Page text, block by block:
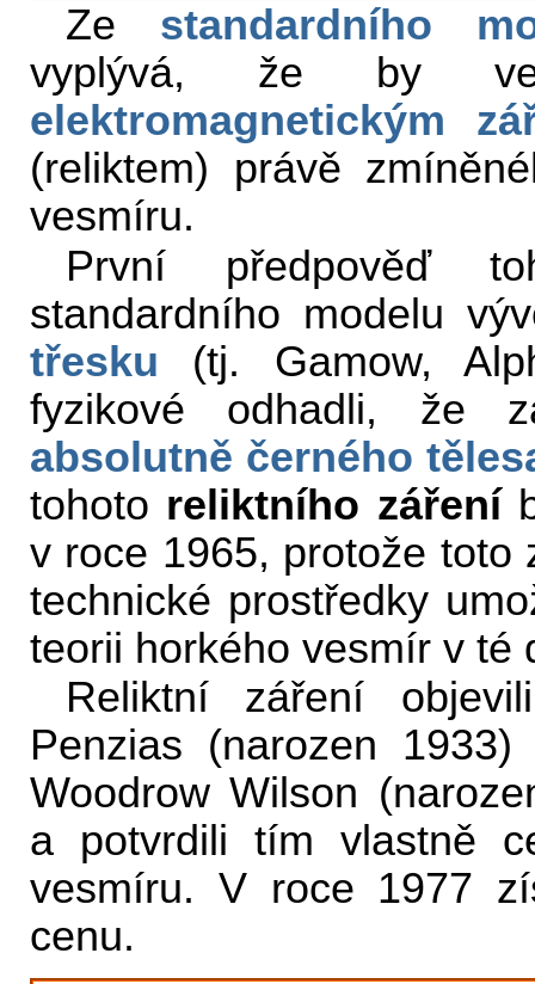
Ze standardního
vyplývá, že by
elektromagnetickým
(reliktem) právě
vesmíru.
První předpověď
standardního modelu
třesku (tj. Gamow,
fyzikové odhadli, že
absolutně černého
tohoto reliktního záření
v roce 1965, protože toto
technické prostředky
teorii horkého vesmír v té
Reliktní záření
Penzias (narozen
Woodrow Wilson
a potvrdili tím vlastně
vesmíru. V roce 1977
cenu.